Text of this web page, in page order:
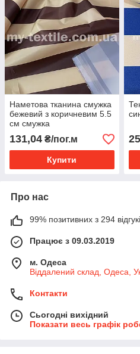
Наметова тканина смужка
бежевий з коричневим 5.5
см смужка
131,04 ₴/пог.м
Купити
Про нас
99% позитивних з 294
Працює з 09.03.2019
м. Одеса
Віддалений склад, Одеса,
Контакти
Сьогодні вихідний
Показати весь графік